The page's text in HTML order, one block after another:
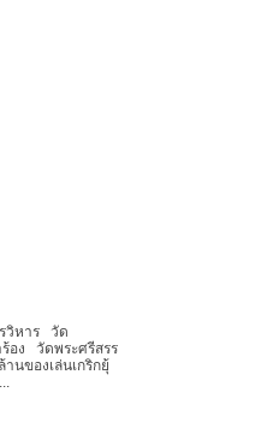
วิหาร วัด
อง วัดพระศรีสรร
ของเล่นเกริกยุ้